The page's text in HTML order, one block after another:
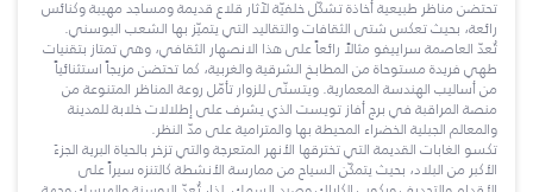
تحتضن مناظر طبيعية أخاذة تشكّل خلفيّة لآثار قلاع قديمة ومساجد مهيبة وكنائس
رائعة، بحيث تعكس شتى الثقافات والتقاليد التي يتميّز بها الشعب البوسني.
تُعدّ العاصمة سراييفو مثالاً رائعاً على هذا الانصهار الثقافي، وهي تمتاز بتقنيات
طهي فريدة مستوحاة من المطابخ الشرقية والغربية، كما تحتضن مزيجاً استثنائياً
من أساليب الهندسة المعمارية. ويتسنّى للزوار تأمّل روعة المناظر المتنوعة من
منصة المراقبة في برج أفاز تويست الذي يشرف على إطلالات خلابة للمدينة
والمعالم الجبلية الخضراء المحيطة بها والمترامية على مدّ النظر.
تكسو الغابات القديمة التي تخترقها الأنهر المتعرجة والتي تزخر بالحياة البرية الجزءَ
الأكبر من البلاد، بحيث يتمكّن السياح من ممارسة الأنشطة كالتنزه سيراً على